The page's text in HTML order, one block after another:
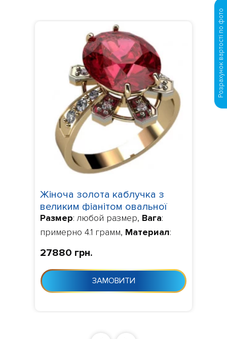
Жіноча золота каблучка з
великим фіанітом овальної
форми 1241
Размер: любой размер, Вага:
примерно 4.1 грамм, Материал:
замовчуванням фіаніт,
Изготовление
: Виготовлення 10-
24 дня з моменту замовлення
27880 грн.
ЗАМОВИТИ
Розрахунок вартості по фото